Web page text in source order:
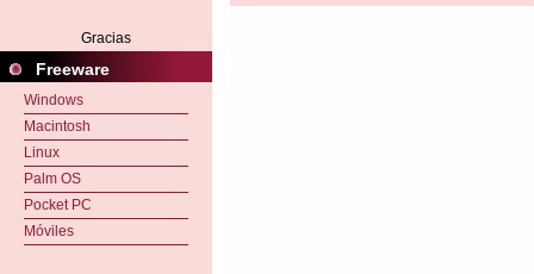
Gracias
Freeware
Windows
Macintosh
Linux
Palm OS
Pocket PC
Móviles